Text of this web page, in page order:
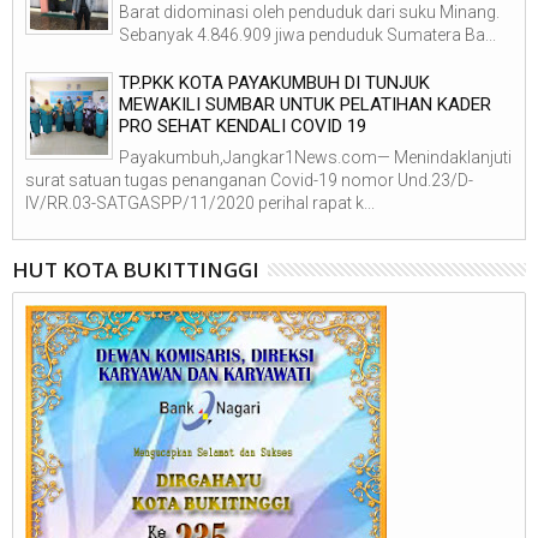
Barat didominasi oleh penduduk dari suku Minang.
Sebanyak 4.846.909 jiwa penduduk Sumatera Ba...
TP.PKK KOTA PAYAKUMBUH DI TUNJUK
MEWAKILI SUMBAR UNTUK PELATIHAN KADER
PRO SEHAT KENDALI COVID 19
Payakumbuh,Jangkar1News.com— Menindaklanjuti
surat satuan tugas penanganan Covid-19 nomor Und.23/D-
IV/RR.03-SATGASPP/11/2020 perihal rapat k...
HUT KOTA BUKITTINGGI